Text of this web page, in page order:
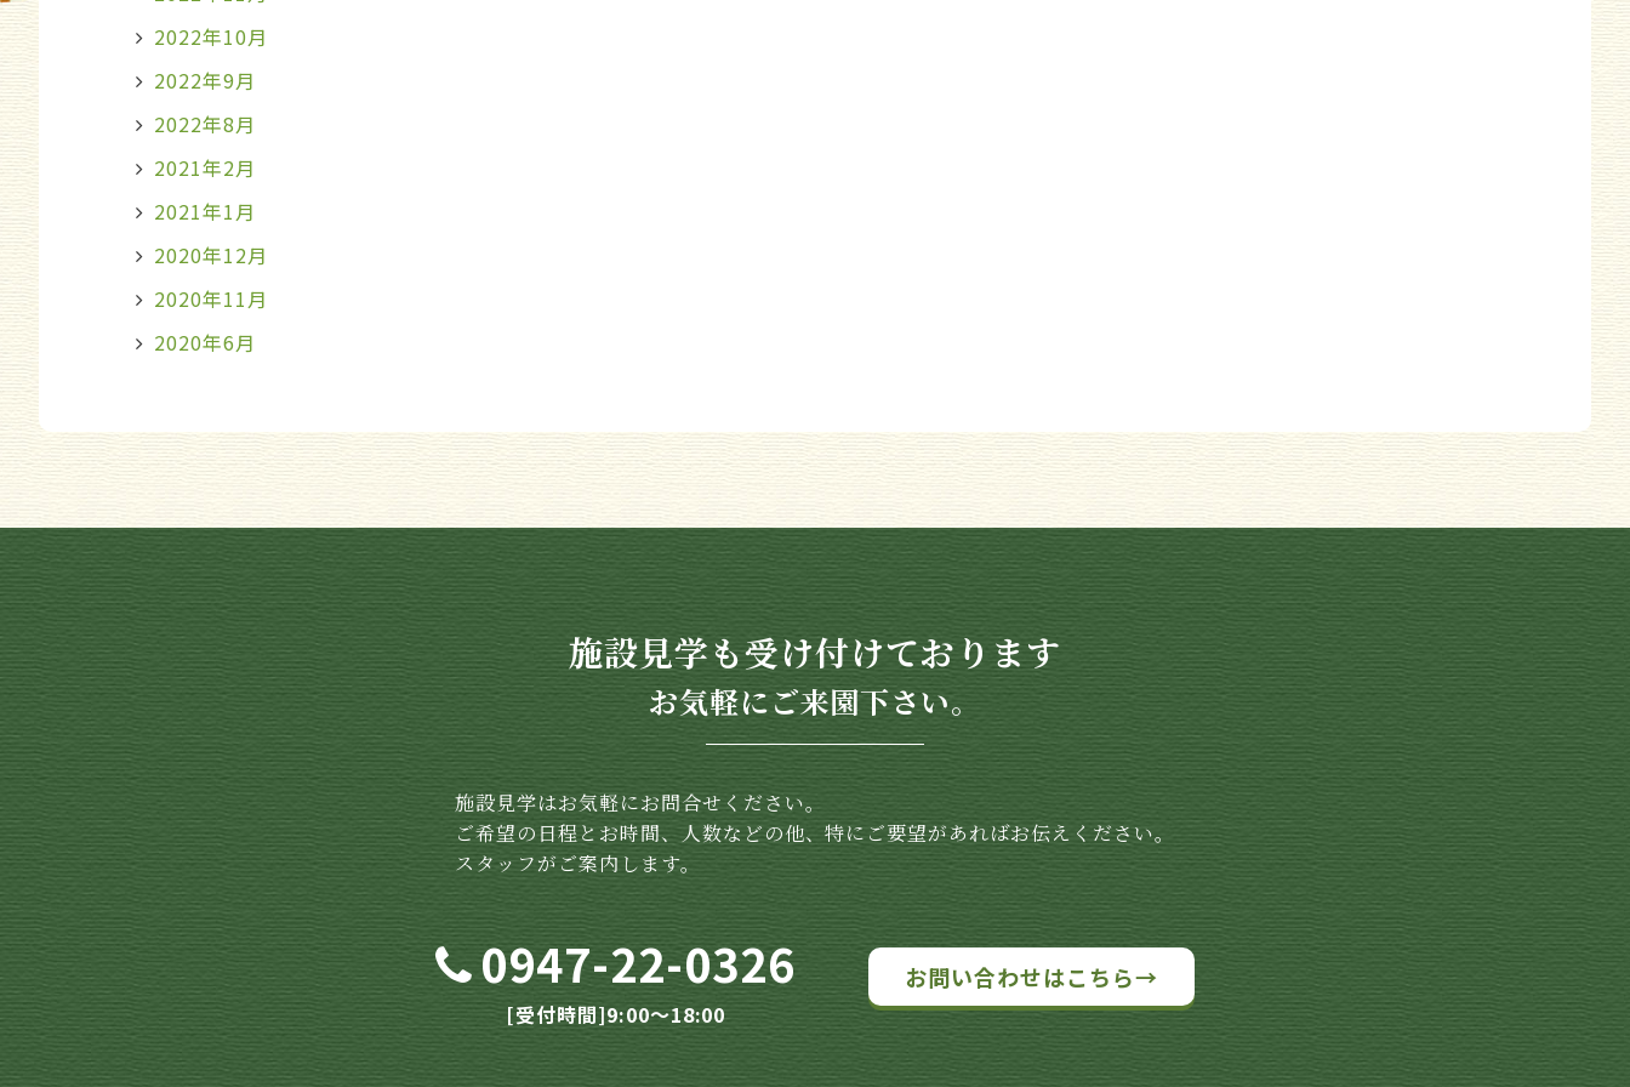
2022年10月
2022年9月
2022年8月
2021年2月
2021年1月
2020年12月
2020年11月
2020年6月
施設見学も受け付けております
お気軽にご来園下さい。
施設見学はお気軽にお問合せください。
ご希望の日程とお時間、人数などの他、特にご要望があればお伝えください。
スタッフがご案内します。
0947-22-0326
[受付時間]9:00～18:00
お問い合わせはこちら→